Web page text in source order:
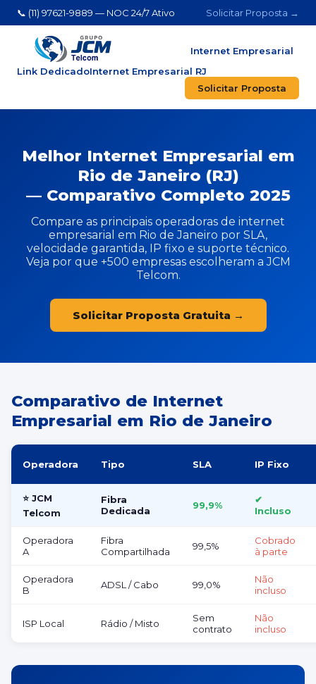
📞 (11) 97621-9889 — NOC 24/7 Ativo Solicitar Proposta →
Internet Empresarial
Link DedicadoInternet Empresarial RJ
Solicitar Proposta
Melhor Internet Empresarial em
Rio de Janeiro (RJ)
— Comparativo Completo 2025
Compare as principais operadoras de internet
empresarial em Rio de Janeiro por SLA,
velocidade garantida, IP fixo e suporte técnico.
Veja por que +500 empresas escolheram a JCM
Telcom.
Solicitar Proposta Gratuita →
Comparativo de Internet
Empresarial em Rio de Janeiro
Operadora Tipo SLA IP Fixo
⭐ JCM
Telcom
Fibra
Dedicada
99,9%
✔
Incluso
Operadora
A
Fibra
Compartilhada
99,5%
Cobrado
à parte
Operadora
B
ADSL / Cabo 99,0%
Não
incluso
ISP Local Rádio / Misto
Sem
contrato
Não
incluso